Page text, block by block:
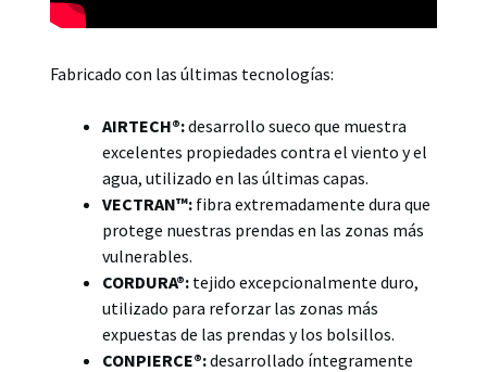
Fabricado con las últimas tecnologías:
AIRTECH®:desarrollo sueco que muestra
excelentes propiedades contra el viento y el
agua, utilizado en las últimas capas.
VECTRAN™: fibra extremadamente dura que
protege nuestras prendas en las zonas más
vulnerables.
CORDURA®: tejido excepcionalmente duro,
utilizado para reforzar las zonas más
expuestas de las prendas y los bolsillos.
CONPIERCE®:desarrollado íntegramente